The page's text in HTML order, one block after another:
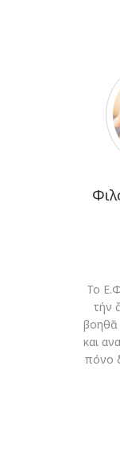
Το
τήν
βοηθᾶ
και
πόνο